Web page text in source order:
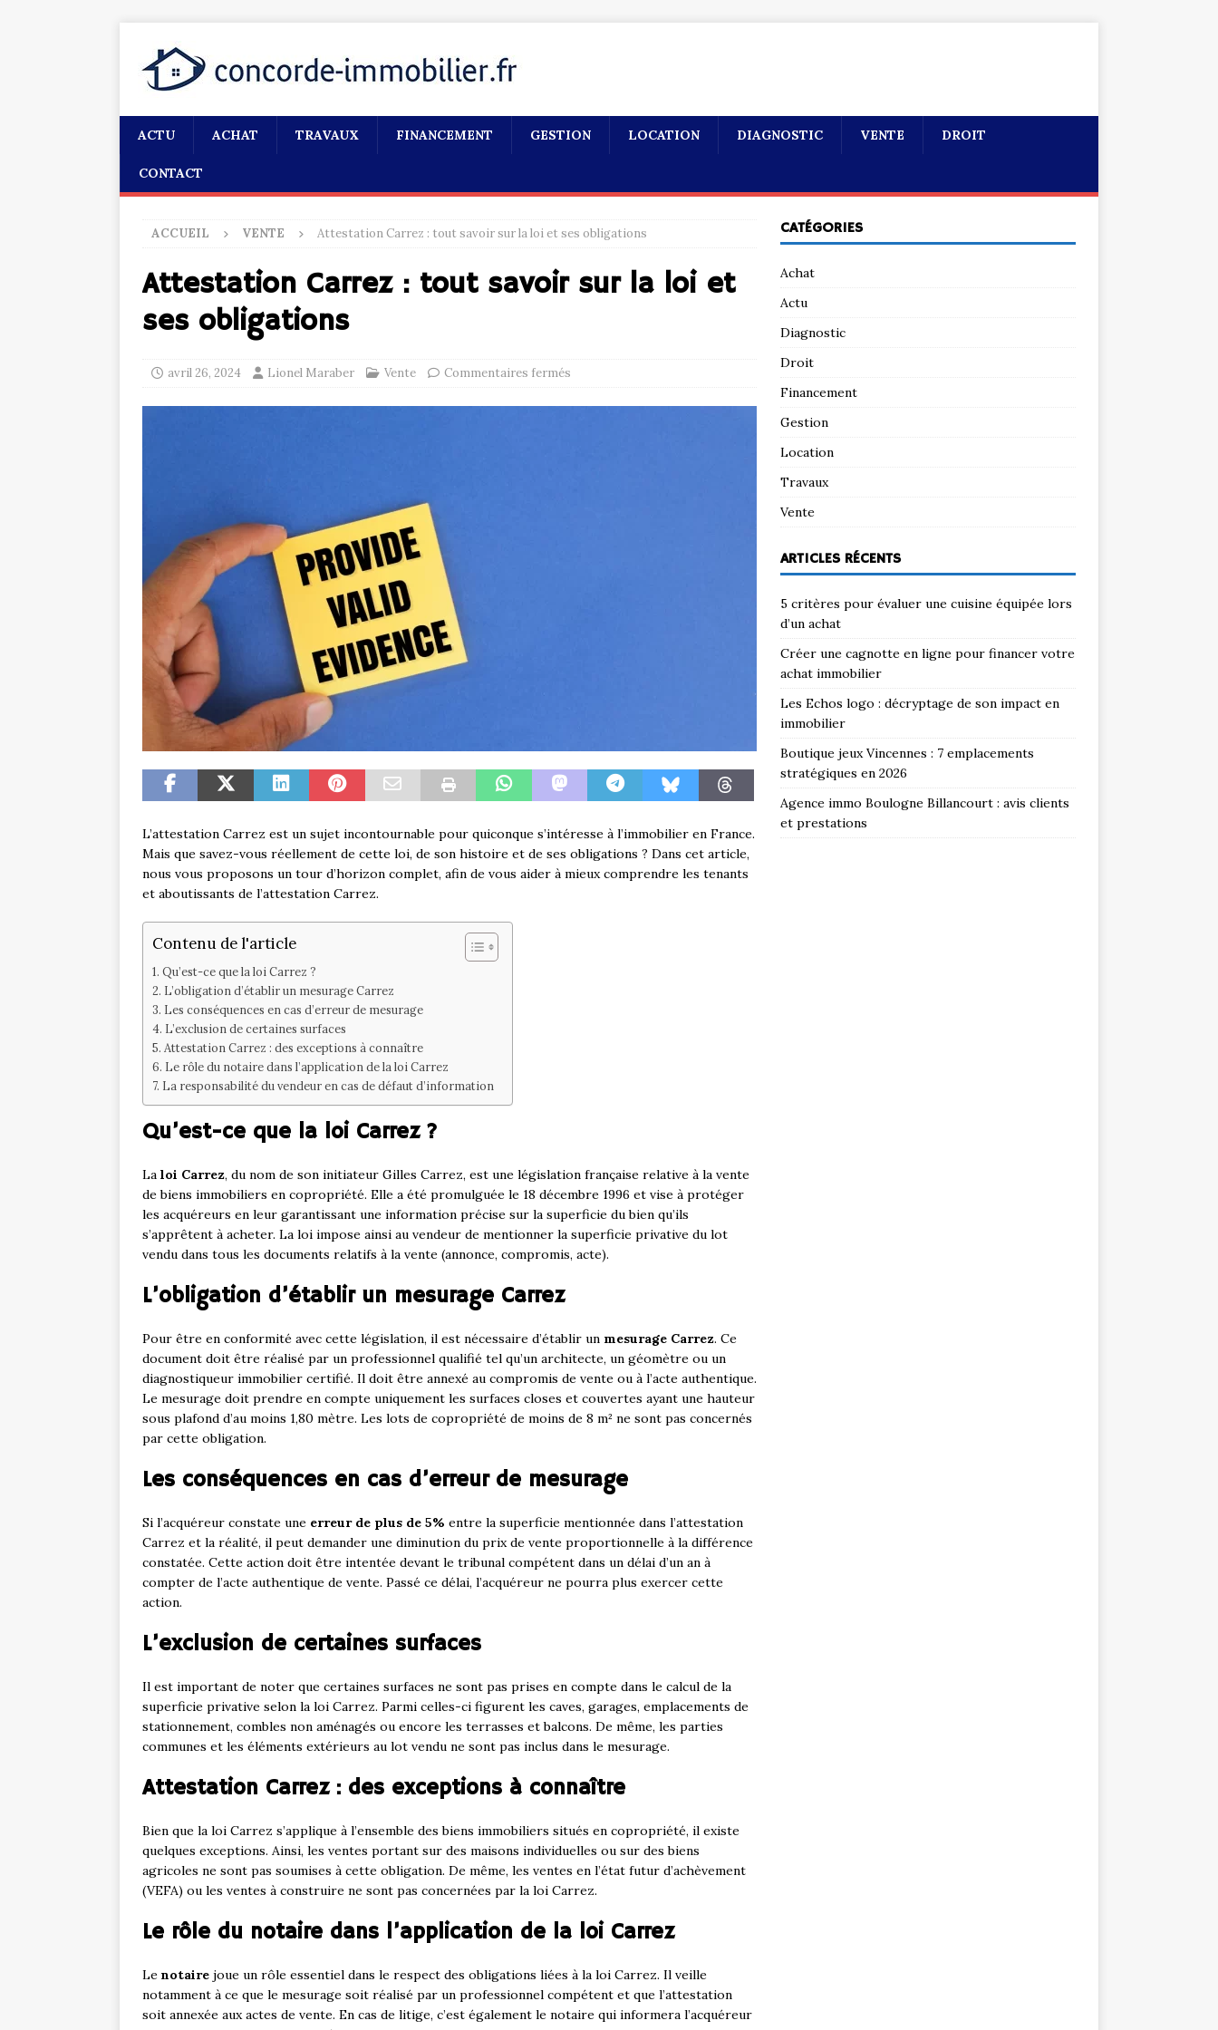
ACTU ACHAT TRAVAUX FINANCEMENT GESTION LOCATION DIAGNOSTIC VENTE DROIT
CONTACT
ACCUEIL VENTE Attestation Carrez : tout savoir sur la loi et ses obligations
Attestation Carrez : tout savoir sur la loi et
ses obligations
avril 26, 2024 Lionel Maraber Vente Commentaires fermés
L’attestation Carrez est un sujet incontournable pour quiconque s’intéresse à l’immobilier en France.
Mais que savez-vous réellement de cette loi, de son histoire et de ses obligations ? Dans cet article,
nous vous proposons un tour d’horizon complet, afin de vous aider à mieux comprendre les tenants
et aboutissants de l’attestation Carrez.
Contenu de l'article
Qu’est-ce que la loi Carrez ?
L’obligation d’établir un mesurage Carrez
Les conséquences en cas d’erreur de mesurage
L’exclusion de certaines surfaces
Attestation Carrez : des exceptions à connaître
Le rôle du notaire dans l’application de la loi Carrez
La responsabilité du vendeur en cas de défaut d’information
Qu’est-ce que la loi Carrez ?
La loi Carrez, du nom de son initiateur Gilles Carrez, est une législation française relative à la vente
de biens immobiliers en copropriété. Elle a été promulguée le 18 décembre 1996 et vise à protéger
les acquéreurs en leur garantissant une information précise sur la superficie du bien qu’ils
s’apprêtent à acheter. La loi impose ainsi au vendeur de mentionner la superficie privative du lot
vendu dans tous les documents relatifs à la vente (annonce, compromis, acte).
L’obligation d’établir un mesurage Carrez
Pour être en conformité avec cette législation, il est nécessaire d’établir un mesurage Carrez. Ce
document doit être réalisé par un professionnel qualifié tel qu’un architecte, un géomètre ou un
diagnostiqueur immobilier certifié. Il doit être annexé au compromis de vente ou à l’acte authentique.
Le mesurage doit prendre en compte uniquement les surfaces closes et couvertes ayant une hauteur
sous plafond d’au moins 1,80 mètre. Les lots de copropriété de moins de 8 m² ne sont pas concernés
par cette obligation.
Les conséquences en cas d’erreur de mesurage
Si l’acquéreur constate une erreur de plus de 5% entre la superficie mentionnée dans l’attestation
Carrez et la réalité, il peut demander une diminution du prix de vente proportionnelle à la différence
constatée. Cette action doit être intentée devant le tribunal compétent dans un délai d’un an à
compter de l’acte authentique de vente. Passé ce délai, l’acquéreur ne pourra plus exercer cette
action.
L’exclusion de certaines surfaces
Il est important de noter que certaines surfaces ne sont pas prises en compte dans le calcul de la
superficie privative selon la loi Carrez. Parmi celles-ci figurent les caves, garages, emplacements de
stationnement, combles non aménagés ou encore les terrasses et balcons. De même, les parties
communes et les éléments extérieurs au lot vendu ne sont pas inclus dans le mesurage.
Attestation Carrez : des exceptions à connaître
Bien que la loi Carrez s’applique à l’ensemble des biens immobiliers situés en copropriété, il existe
quelques exceptions. Ainsi, les ventes portant sur des maisons individuelles ou sur des biens
agricoles ne sont pas soumises à cette obligation. De même, les ventes en l’état futur d’achèvement
(VEFA) ou les ventes à construire ne sont pas concernées par la loi Carrez.
Le rôle du notaire dans l’application de la loi Carrez
Le notaire joue un rôle essentiel dans le respect des obligations liées à la loi Carrez. Il veille
notamment à ce que le mesurage soit réalisé par un professionnel compétent et que l’attestation
soit annexée aux actes de vente. En cas de litige, c’est également le notaire qui informera l’acquéreur
CATÉGORIES
Achat
Actu
Diagnostic
Droit
Financement
Gestion
Location
Travaux
Vente
ARTICLES RÉCENTS
5 critères pour évaluer une cuisine équipée lors
d’un achat
Créer une cagnotte en ligne pour financer votre
achat immobilier
Les Echos logo : décryptage de son impact en
immobilier
Boutique jeux Vincennes : 7 emplacements
stratégiques en 2026
Agence immo Boulogne Billancourt : avis clients
et prestations